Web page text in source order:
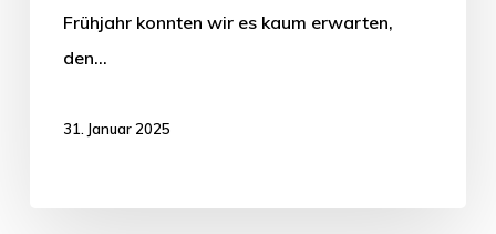
Frühjahr konnten wir es kaum erwarten,
den…
31. Januar 2025